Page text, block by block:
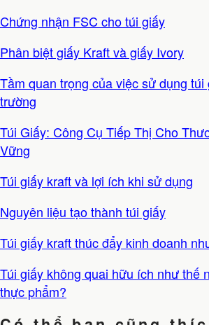
Chứng nhận FSC cho túi giấy
Phân biệt giấy Kraft và giấy Ivory
Tầm quan trọng của việc sử dụng túi
trường
Túi Giấy: Công Cụ Tiếp Thị Cho
Vững
Túi giấy kraft và lợi ích khi sử dụng
Nguyên liệu tạo thành túi giấy
Túi giấy kraft thúc đẩy kinh doanh
Túi giấy không quai hữu ích như thế
thực phẩm?